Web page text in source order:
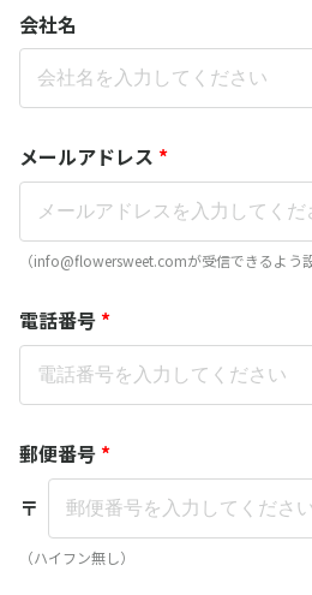
会社名
メールアドレス *
（info@flowersweet.comが受信できるよう
電話番号 *
郵便番号 *
〒
（ハイフン無し）